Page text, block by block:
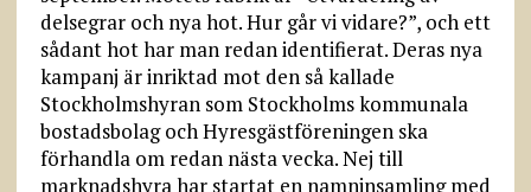
delsegrar och nya hot. Hur går vi vidare?”, och ett
sådant hot har man redan identifierat. Deras nya
kampanj är inriktad mot den så kallade
Stockholmshyran som Stockholms kommunala
bostadsbolag och Hyresgästföreningen ska
förhandla om redan nästa vecka. Nej till
marknadshyra har startat en namninsamling med